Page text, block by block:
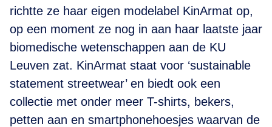
richtte ze haar eigen modelabel KinArmat op,
op een moment ze nog in aan haar laatste jaar
biomedische wetenschappen aan de KU
Leuven zat. KinArmat staat voor ‘sustainable
statement streetwear’ en biedt ook een
collectie met onder meer T-shirts, bekers,
petten aan en smartphonehoesjes waarvan de